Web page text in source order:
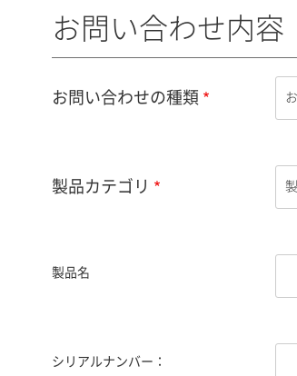
お問い合わせ内容
お問い合わせの種類
製品カテゴリ
製品名
シリアルナンバー：